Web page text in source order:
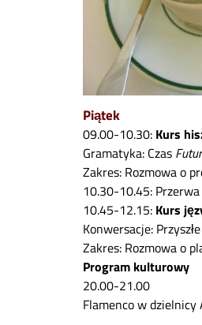
Piątek
09.00-10.30: Kurs
Gramatyka: Czas
Zakres: Rozmowa o
10.30-10.45: Przerwa
10.45-12.15: Kurs
Konwersacje:
Zakres: Rozmowa o
Program kulturowy
20.00-21.00
Flamenco w dzielnicy